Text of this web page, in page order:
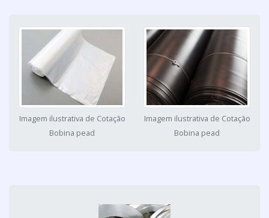
Imagem ilustrativa de Cotação
Bobina pead
Imagem ilustrativa de Cotação
Bobina pead